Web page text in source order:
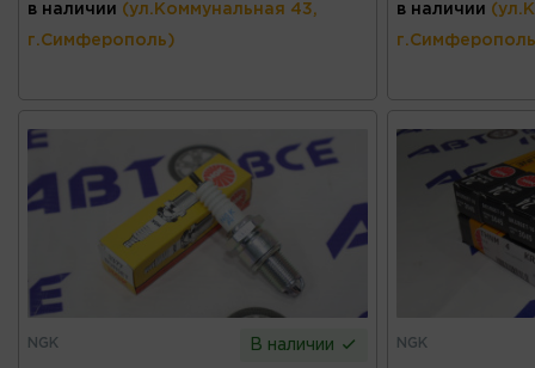
в наличии (ул.Коммунальная 43,
г.Симферополь)
в наличии
NGK В наличии NGK